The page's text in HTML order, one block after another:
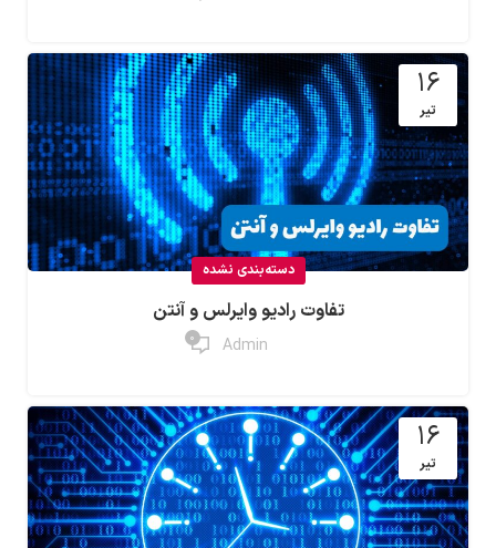
16
تیر
دسته‌بندی نشده
تفاوت رادیو وایرلس و آنتن
Admin
0
16
تیر